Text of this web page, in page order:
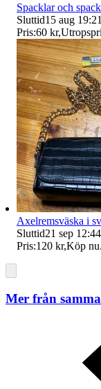
Spacklar och
Sluttid15 aug 19:21
Pris:60 kr,
Axelremsväska i
Sluttid21 sep 12:44
Pris:120 kr,Köp nu.
Mer från